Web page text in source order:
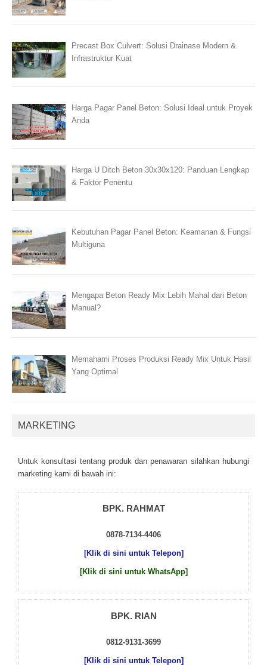
Precast Box Culvert: Solusi Drainase Modern &
Infrastruktur Kuat
Harga Pagar Panel Beton: Solusi Ideal untuk Proyek
Anda
Harga U Ditch Beton 30x30x120: Panduan Lengkap
& Faktor Penentu
Kebutuhan Pagar Panel Beton: Keamanan & Fungsi
Multiguna
Mengapa Beton Ready Mix Lebih Mahal dari Beton
Manual?
Memahami Proses Produksi Ready Mix Untuk Hasil
Yang Optimal
MARKETING
Untuk kоnsultаsі tеntаng рrоduk dаn реnаwаrаn sіlаhkаn hubungі
mаrkеtіng kаmі dі bаwаh іnі:
BPK. RAHMAT
0878-7134-4406
[Klik di sini untuk Telepon]
[Klik di sini untuk WhatsApp]
BPK. RIAN
0812-9131-3699
[Klik di sini untuk Telepon]